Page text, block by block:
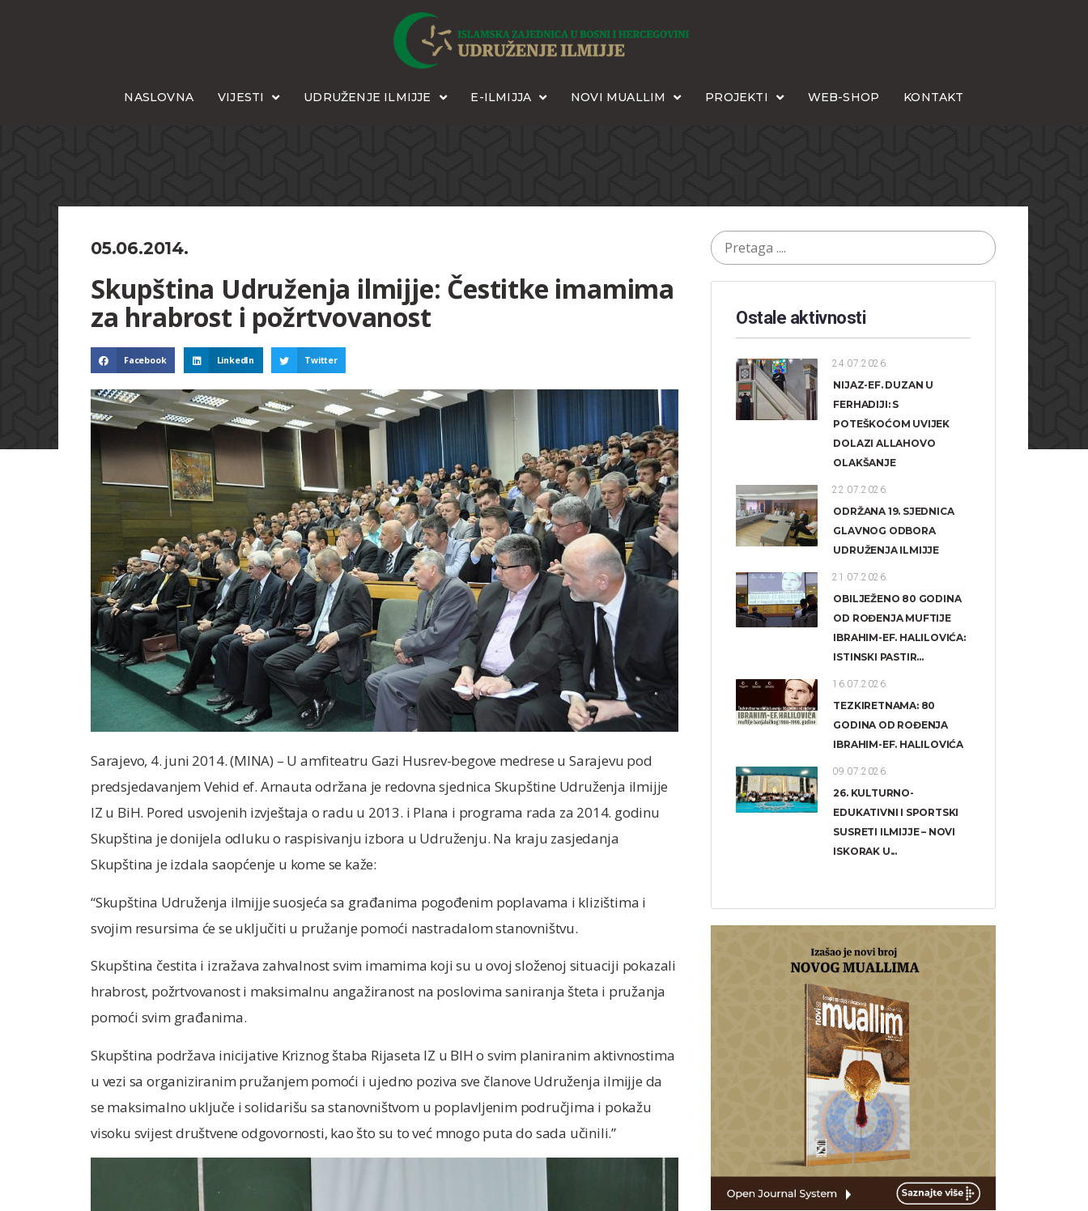
NASLOVNA VIJESTI UDRUŽENJE ILMIJJE E-ILMIJJA NOVI MUALLIM PROJEKTI WEB-SHOP KONTAKT
05.06.2014.
Skupština Udruženja ilmijje: Čestitke imamima
za hrabrost i požrtvovanost
Facebook LinkedIn Twitter
Sarajevo, 4. juni 2014. (MINA) – U amfiteatru Gazi Husrev-begove medrese u Sarajevu pod
predsjedavanjem Vehid ef. Arnauta održana je redovna sjednica Skupštine Udruženja ilmijje
IZ u BiH. Pored usvojenih izvještaja o radu u 2013. i Plana i programa rada za 2014. godinu
Skupština je donijela odluku o raspisivanju izbora u Udruženju. Na kraju zasjedanja
Skupština je izdala saopćenje u kome se kaže:
“Skupština Udruženja ilmijje suosjeća sa građanima pogođenim poplavama i klizištima i
svojim resursima će se uključiti u pružanje pomoći nastradalom stanovništvu.
Skupština čestita i izražava zahvalnost svim imamima koji su u ovoj složenoj situaciji pokazali
hrabrost, požrtvovanost i maksimalnu angažiranost na poslovima saniranja šteta i pružanja
pomoći svim građanima.
Skupština podržava inicijative Kriznog štaba Rijaseta IZ u BIH o svim planiranim aktivnostima
u vezi sa organiziranim pružanjem pomoći i ujedno poziva sve članove Udruženja ilmijje da
se maksimalno uključe i solidarišu sa stanovništvom u poplavljenim područjima i pokažu
visoku svijest društvene odgovornosti, kao što su to već mnogo puta do sada učinili.”
Ostale aktivnosti
24.07.2026.
NIJAZ-EF. DUZAN U
FERHADIJI: S
POTEŠKOĆOM UVIJEK
DOLAZI ALLAHOVO
OLAKŠANJE
22.07.2026.
ODRŽANA 19. SJEDNICA
GLAVNOG ODBORA
UDRUŽENJA ILMIJJE
21.07.2026.
OBILJEŽENO 80 GODINA
OD ROĐENJA MUFTIJE
IBRAHIM-EF. HALILOVIĆA:
ISTINSKI PASTIR...
16.07.2026.
TEZKIRETNAMA: 80
GODINA OD ROĐENJA
IBRAHIM-EF. HALILOVIĆA
09.07.2026.
26. KULTURNO-
EDUKATIVNI I SPORTSKI
SUSRETI ILMIJJE – NOVI
ISKORAK U...